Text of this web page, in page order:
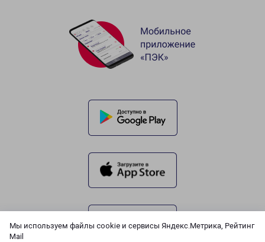
Мы используем файлы cookie и сервисы Яндекс.Метрика, Рейтинг
Mail